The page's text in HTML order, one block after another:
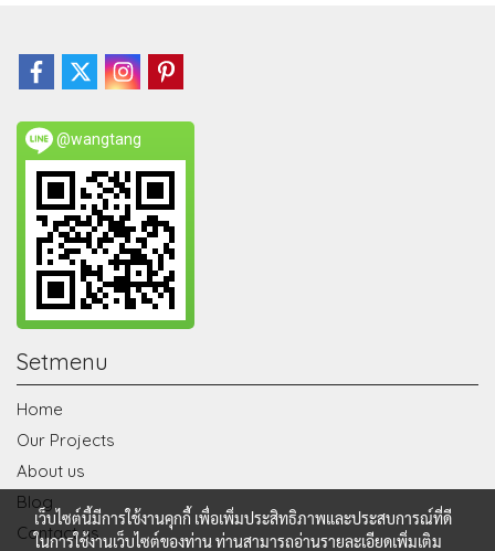
@wangtang
Setmenu
Home
Our Projects
About us
Blog
Contact us
เว็บไซต์นี้มีการใช้งานคุกกี้ เพื่อเพิ่มประสิทธิภาพและประสบการณ์ที่ดี
ในการใช้งานเว็บไซต์ของท่าน ท่านสามารถอ่านรายละเอียดเพิ่มเติม